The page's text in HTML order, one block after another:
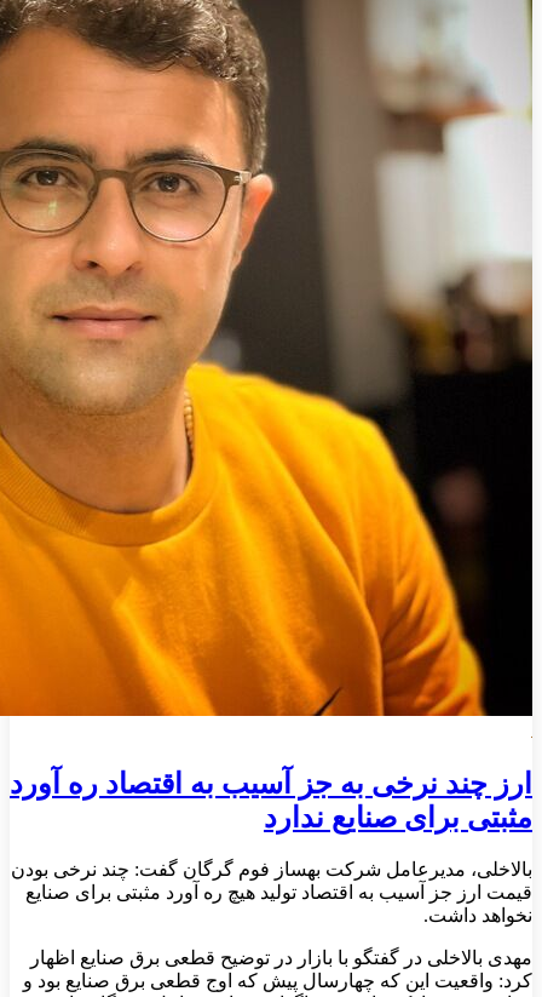
ارز چند نرخی به جز آسیب به اقتصاد ره آورد
مثبتی برای صنایع ندارد
بالاخلی، مدیرعامل شرکت بهساز فوم گرگان گفت: چند نرخی بودن
قیمت ارز جز آسیب به اقتصاد تولید هیچ ره آورد مثبتی برای صنایع
نخواهد داشت.
مهدی بالاخلی در گفتگو با بازار در توضیح قطعی برق صنایع اظهار
کرد: واقعیت این که چهارسال پیش که اوج قطعی برق صنایع بود و